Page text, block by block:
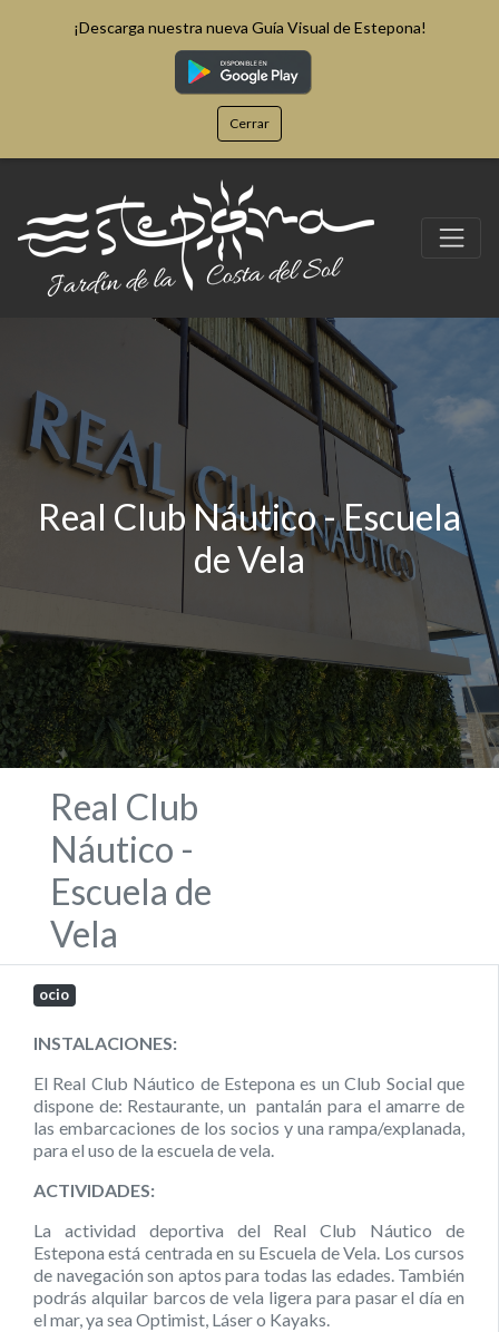
¡Descarga nuestra nueva Guía Visual de Estepona!
Cerrar
Real Club Náutico - Escuela
de Vela
Real Club
Náutico -
Escuela de
Vela
ocio
INSTALACIONES:
El Real Club Náutico de Estepona es un Club Social que
dispone de: Restaurante, un pantalán para el amarre de
las embarcaciones de los socios y una rampa/explanada,
para el uso de la escuela de vela.
ACTIVIDADES:
La actividad deportiva del Real Club Náutico de
Estepona está centrada en su Escuela de Vela. Los cursos
de navegación son aptos para todas las edades. También
podrás alquilar barcos de vela ligera para pasar el día en
el mar, ya sea Optimist, Láser o Kayaks.